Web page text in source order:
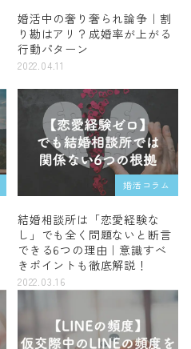
婚活中の奢り奢られ論争｜割
り勘はアリ？成婚率が上がる
行動パターン
2022.04.11
婚活コラム
結婚相談所は「恋愛経験な
し」でも全く問題ないと断言
できる6つの理由｜意識すべ
きポイントも徹底解説！
2022.03.16